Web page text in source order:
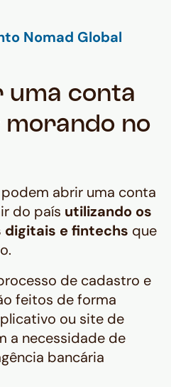
uma conta
no
abrir uma conta
do país utilizando os
digitais e fintechs que
de cadastro e
feitos de forma
ou site de
a necessidade de
bancária